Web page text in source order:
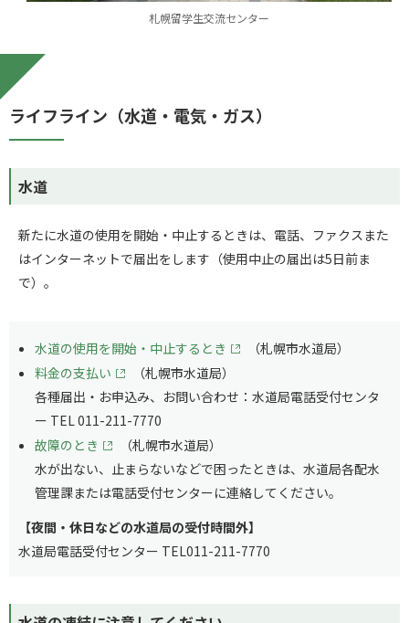
札幌留学生交流センター
ライフライン（水道・電気・ガス）
水道
新たに水道の使用を開始・中止するときは、電話、ファクスまた
はインターネットで届出をします（使用中止の届出は5日前ま
で）。
水道の使用を開始・中止するとき
（札幌市水道局）
料金の支払い
（札幌市水道局）
各種届出・お申込み、お問い合わせ：水道局電話受付センタ
ー TEL 011-211-7770
故障のとき
（札幌市水道局）
水が出ない、止まらないなどで困ったときは、水道局各配水
管理課または電話受付センターに連絡してください。
【夜間・休日などの水道局の受付時間外】
水道局電話受付センター TEL011-211-7770